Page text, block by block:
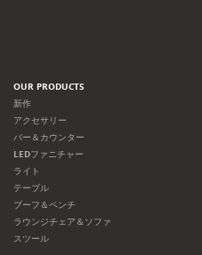
OUR PRODUCTS
新作
アクセサリー
バー＆カウンター
LEDファニチャー
ライト
テーブル
プーフ＆ベンチ
ラウンジチェア＆ソファ
スツール